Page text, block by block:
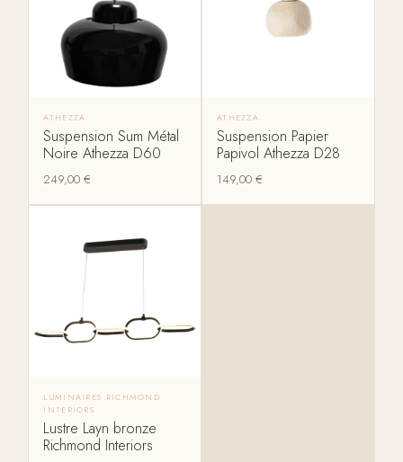
ATHEZZA
Suspension Sum Métal
Noire Athezza D60
249,00€
ATHEZZA
Suspension Papier
Papivol Athezza D28
149,00 €
LUMINAIRES RICHMOND
INTERIORS
Lustre Layn bronze
Richmond Interiors